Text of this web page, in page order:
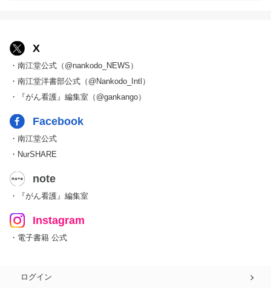
X
・南江堂公式（@nankodo_NEWS）
・南江堂洋書部公式（@Nankodo_Intl）
・『がん看護』編集室（@gankango）
Facebook
・南江堂公式
・NurSHARE
note
・『がん看護』編集室
Instagram
・電子書籍 公式
ログイン